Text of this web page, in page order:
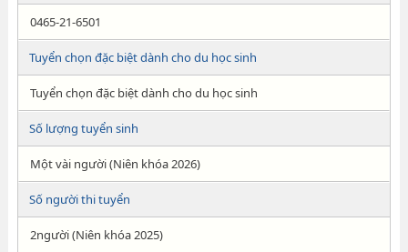
0465-21-6501
Tuyển chọn đặc biệt dành cho du học sinh
Tuyển chọn đặc biệt dành cho du học sinh
Số lượng tuyển sinh
Một vài người (Niên khóa 2026)
Số người thi tuyển
2người (Niên khóa 2025)